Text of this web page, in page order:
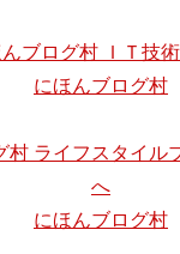
にほんブログ村
にほんブログ村